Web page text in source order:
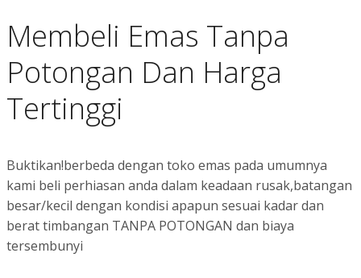
Membeli Emas Tanpa
Potongan Dan Harga
Tertinggi
Buktikan!berbeda dengan toko emas pada umumnya
kami beli perhiasan anda dalam keadaan rusak,batangan
besar/kecil dengan kondisi apapun sesuai kadar dan
berat timbangan TANPA POTONGAN dan biaya
tersembunyi